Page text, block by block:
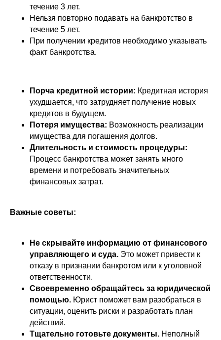
течение 3 лет.
Нельзя повторно подавать на банкротство в
течение 5 лет.
При получении кредитов необходимо указывать
факт банкротства.
Порча кредитной истории: Кредитная история
ухудшается, что затрудняет получение новых
кредитов в будущем.
Потеря имущества: Возможность реализации
имущества для погашения долгов.
Длительность и стоимость процедуры:
Процесс банкротства может занять много
времени и потребовать значительных
финансовых затрат.
Важные советы:
Не скрывайте информацию от финансового
управляющего и суда. Это может привести к
отказу в признании банкротом или к уголовной
ответственности.
Своевременно обращайтесь за юридической
помощью. Юрист поможет вам разобраться в
ситуации, оценить риски и разработать план
действий.
Тщательно готовьте документы. Неполный
+7 916 374-45-54
КПП: 772201001
Юр. адрес: г.Москва, Газетный
переулок, д.9, стр.7, офис 12, 3-й
этаж
Этапы банкротства
Результаты
Частые вопросы
Статьи
Политика конфиденциальности